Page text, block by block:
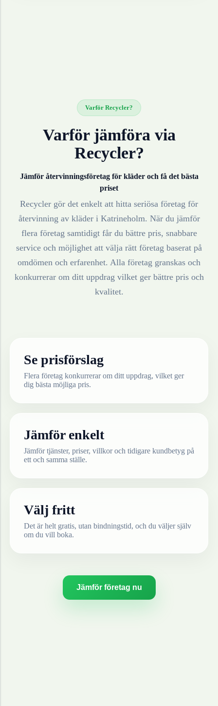
Varför Recycler?
Varför jämföra via
Recycler?
Jämför återvinningsföretag för kläderoch få det bästa
priset
Recycler gör det enkelt att hitta seriösa företag för
återvinning av kläderi Katrineholm. När du jämför
flera företag samtidigt får du bättre pris, snabbare
service och möjlighet att välja rätt företag baserat på
omdömen och erfarenhet. Alla företag granskas och
konkurrerar om ditt uppdrag vilket ger bättre pris och
kvalitet.
Se prisförslag
Flera företag konkurrerar om ditt uppdrag, vilket ger
dig bästa möjliga pris.
Jämför enkelt
Jämför tjänster, priser, villkor och tidigare kundbetyg på
ett och samma ställe.
Välj fritt
Det är helt gratis, utan bindningstid, och du väljer själv
om du vill boka.
Jämför företag nu